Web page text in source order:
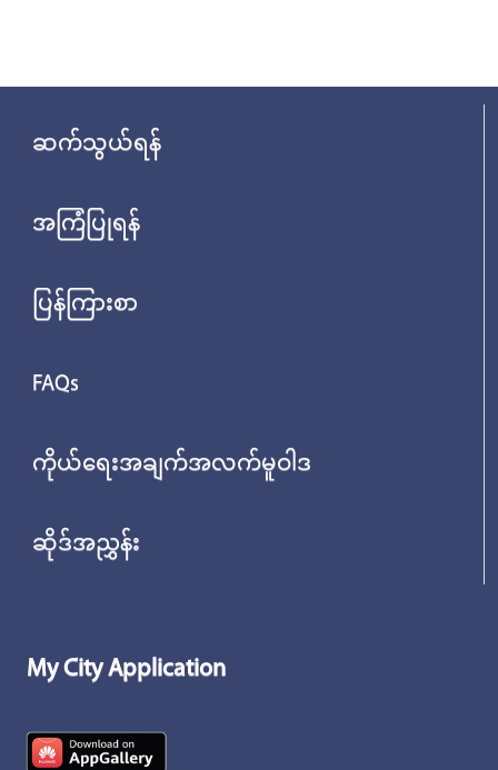
ဆက်သွယ်ရန်
အကြံပြုရန်
ပြန်ကြားစာ
FAQs
ကိုယ်ရေးအချက်အလက်မူဝါဒ
ဆိုဒ်အညွှန်း
My City Application